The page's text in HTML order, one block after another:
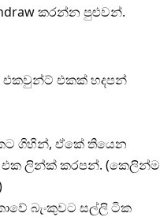
කරන්න පුළුවන්.
එකවුන්ට් එකක් හදපන්
එකට ගිහින්, ඒකේ තියෙන
එක ලින්ක් කරපන්. (කෙලින්ම
බැංකුවට සල්ලි ටික